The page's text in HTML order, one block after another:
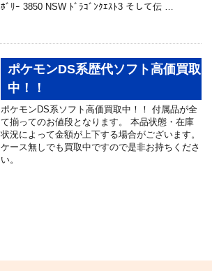
ﾎﾞﾘｰ 3850 NSW ﾄﾞﾗｺﾞﾝｸｴｽﾄ3 そして伝 …
ポケモンDS系歴代ソフト高価買取
中！！
ポケモンDS系ソフト高価買取中！！ 付属品が全
て揃ってのお値段となります。 本品状態・在庫
状況によって金額が上下する場合がございます。
ケース無しでも買取中ですので是非お持ちくださ
い。